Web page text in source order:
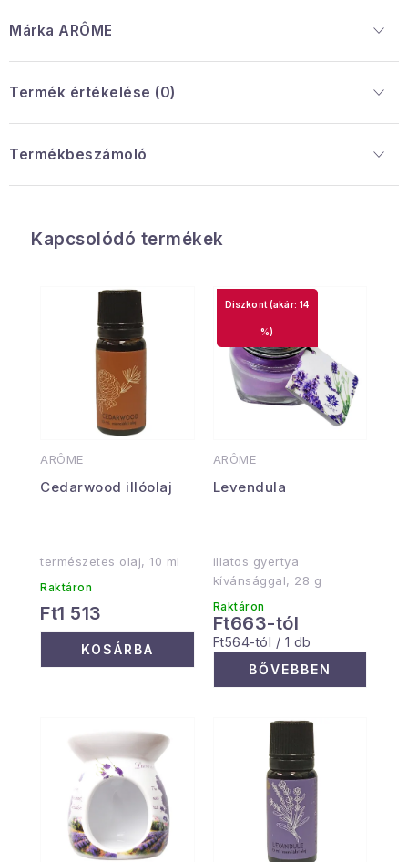
Márka ARÔME
Termék értékelése (0)
Termékbeszámoló
Kapcsolódó termékek
ARÔME
Cedarwood illóolaj
természetes olaj, 10 ml
Raktáron
Ft1 513
KOSÁRBA
ARÔME
Levendula
(akár: 14
%)
illatos gyertya
kívánsággal, 28 g
Raktáron
Ft663-tól
Egységár:
Ft564-tól / 1 db
BŐVEBBEN